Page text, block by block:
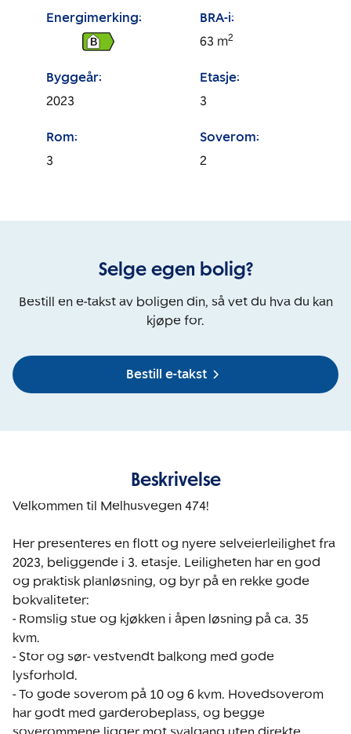
Energimerking:
B
BRA-i:
63 m2
Byggeår:
2023
Etasje:
3
Rom:
3
Soverom:
2
Selge egen bolig?
Bestill en e-takst av boligen din, så vet du hva du kan
kjøpe for.
Bestill e-takst
Beskrivelse
Velkommen til Melhusvegen 474!
Her presenteres en flott og nyere selveierleilighet fra
2023, beliggende i 3. etasje. Leiligheten har en god
og praktisk planløsning, og byr på en rekke gode
bokvaliteter:
- Romslig stue og kjøkken i åpen løsning på ca. 35
kvm.
- Stor og sør- vestvendt balkong med gode
lysforhold.
- To gode soverom på 10 og 6 kvm. Hovedsoverom
har godt med garderobeplass, og begge